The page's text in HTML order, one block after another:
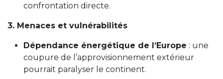
confrontation directe.
3. Menaces et vulnérabilités
Dépendance énergétique de l’Europe : une
coupure de l’approvisionnement extérieur
pourrait paralyser le continent.